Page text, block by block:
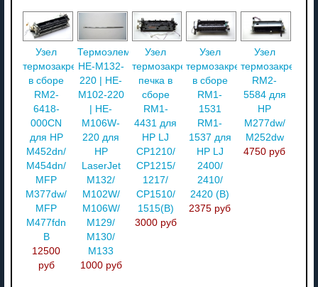
Узел
термозакрепления
в сборе
RM2-
6418-
000CN
для HP
M452dn/
M454dn/
MFP
M377dw/
MFP
M477fdn
В
12500
руб
Термоэлемент
HE-M132-
220 | HE-
M102-220
| HE-
M106W-
220 для
HP
LaserJet
M132/
M102W/
M106W/
M129/
M130/
M133
1000 руб
Узел
термозакрепления
печка в
сборе
RM1-
4431 для
HP LJ
CP1210/
CP1215/
1217/
CP1510/
1515(B)
3000 руб
Узел
термозакрепления
в сборе
RM1-
1531
RM1-
1537 для
HP LJ
2400/
2410/
2420 (В)
2375 руб
Узел
RM2-
5584 для
HP
М277dw/
M252dw
4750 руб